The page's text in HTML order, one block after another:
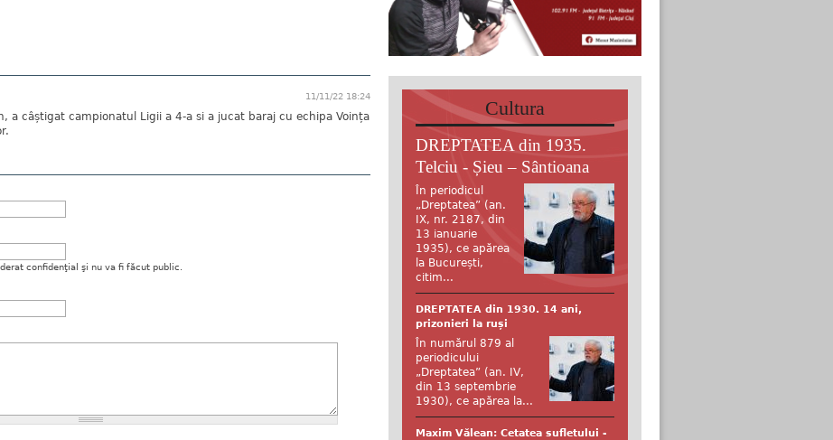
11/11/22 18:24
a câștigat campionatul Ligii a 4-a si a jucat baraj cu echipa Voința
confidenţial şi nu va fi făcut public.
Cultura
DREPTATEA din 1935.
Telciu - Șieu – Sântioana
În periodicul
„Dreptatea” (an.
IX, nr. 2187, din
13 ianuarie
1935), ce apărea
la București,
citim...
DREPTATEA din 1930. 14 ani,
prizonieri la ruși
În numărul 879 al
periodicului
„Dreptatea” (an. IV,
din 13 septembrie
1930), ce apărea la...
Maxim Vălean: Cetatea sufletului -